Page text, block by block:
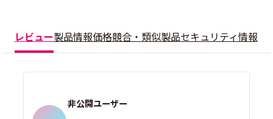
レビュー製品情報価格競合・類似製品セキュリティ情報
非公開ユーザー